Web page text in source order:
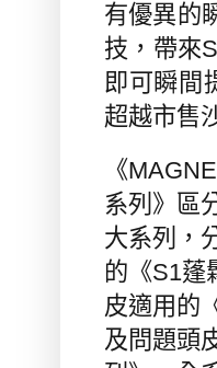
有優異的
技， 帶來
即可瞬間
超越市售
《
系列 》區
大系列，
的《S1蓬
皮適用的
及問題頭